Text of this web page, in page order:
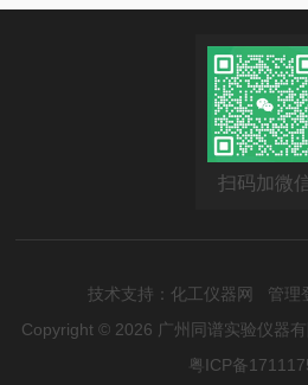
扫码加微
技术支持： 化工仪器网 管理
Copyright © 2026 广州同谱实验仪器
粤ICP备